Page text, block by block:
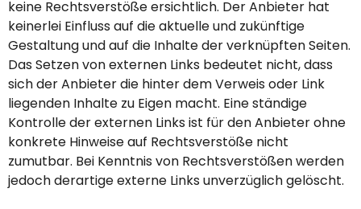
keine Rechtsverstöße ersichtlich. Der Anbieter hat
keinerlei Einfluss auf die aktuelle und zukünftige
Gestaltung und auf die Inhalte der verknüpften Seiten.
Das Setzen von externen Links bedeutet nicht, dass
sich der Anbieter die hinter dem Verweis oder Link
liegenden Inhalte zu Eigen macht. Eine ständige
Kontrolle der externen Links ist für den Anbieter ohne
konkrete Hinweise auf Rechtsverstöße nicht
zumutbar. Bei Kenntnis von Rechtsverstößen werden
jedoch derartige externe Links unverzüglich gelöscht.